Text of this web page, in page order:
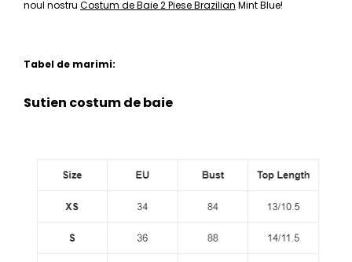
noul nostru Costum de Baie 2 Piese Brazilian Mint Blue!
Tabel de marimi:
Sutien costum de baie